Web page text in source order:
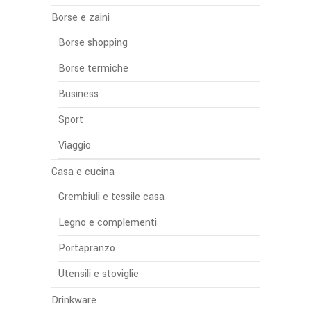
Borse e zaini
Borse shopping
Borse termiche
Business
Sport
Viaggio
Casa e cucina
Grembiuli e tessile casa
Legno e complementi
Portapranzo
Utensili e stoviglie
Drinkware